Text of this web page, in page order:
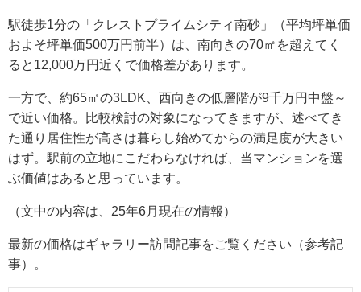
駅徒歩1分の「クレストプライムシティ南砂」（平均坪単価
およそ坪単価500万円前半）は、南向きの70㎡を超えてく
ると12,000万円近くで価格差があります。
一方で、約65㎡の3LDK、西向きの低層階が9千万円中盤～
で近い価格。比較検討の対象になってきますが、述べてき
た通り居住性が高さは暮らし始めてからの満足度が大きい
はず。駅前の立地にこだわらなければ、当マンションを選
ぶ価値はあると思っています。
（文中の内容は、25年6月現在の情報）
最新の価格はギャラリー訪問記事をご覧ください（参考記
事）。